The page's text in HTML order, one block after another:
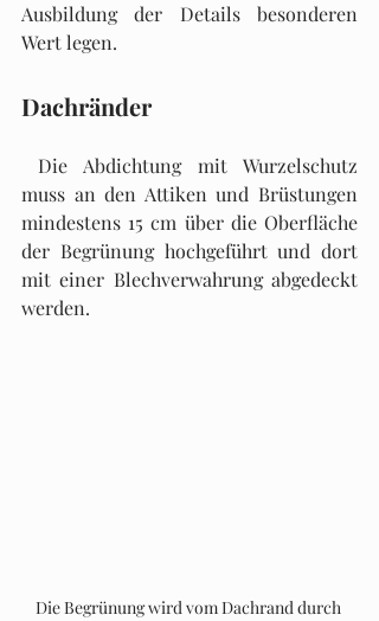
Ausbildung der Details besonderen
Wert legen.
Dachränder
muss an den Attiken und Brüstungen
mindestens 15 cm über die Oberfläche
der Begrünung hochgeführt und dort
mit einer Blechverwahrung abgedeckt
werden.
Die Begrünung wird vom Dachrand durch